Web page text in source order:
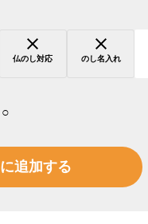
仏のし対応 のし名入れ
○
追加する